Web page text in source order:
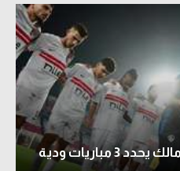
البداية مع البلاستيك.. الزمالك يحدد 3 مباريات ودية